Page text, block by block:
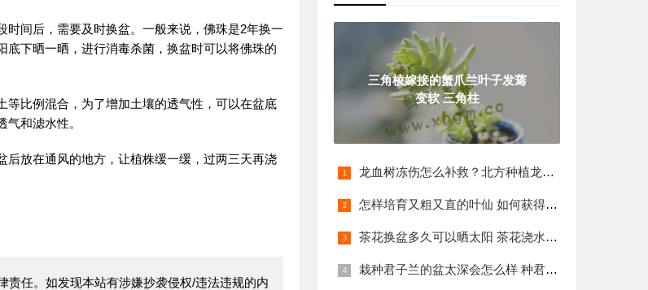
间后，需要及时换盆。一般来说，佛珠是2年换一
下晒一晒，进行消毒杀菌，换盆时可以将佛珠的
比例混合，为了增加土壤的透气性，可以在盆底
气和滤水性。
放在通风的地方，让植株缓一缓，过两三天再浇
责任。如发现本站有涉嫌抄袭侵权/违法违规的内
三角棱嫁接的蟹爪兰叶子发蔫
变软 三角柱
龙血树冻伤怎么补救？北方种植龙血树会
怎样培育又粗又直的叶仙 如何获得一棵树
茶花换盆多久可以晒太阳 茶花浇水后可以
栽种君子兰的盆太深会怎么样 种君子兰是